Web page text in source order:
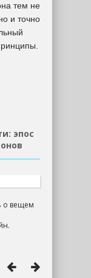
тем не
и точно
эпос
о вещем